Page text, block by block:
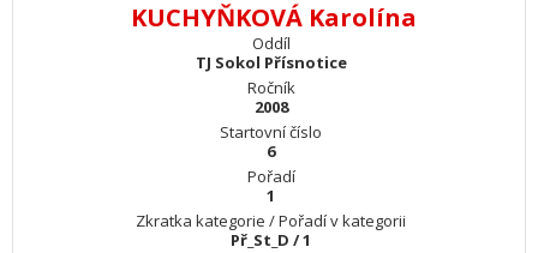
KUCHYŇKOVÁ Karolína
Oddíl
TJ Sokol Přísnotice
Ročník
2008
Startovní číslo
6
Pořadí
1
Zkratka kategorie / Pořadí v kategorii
Př_St_D / 1